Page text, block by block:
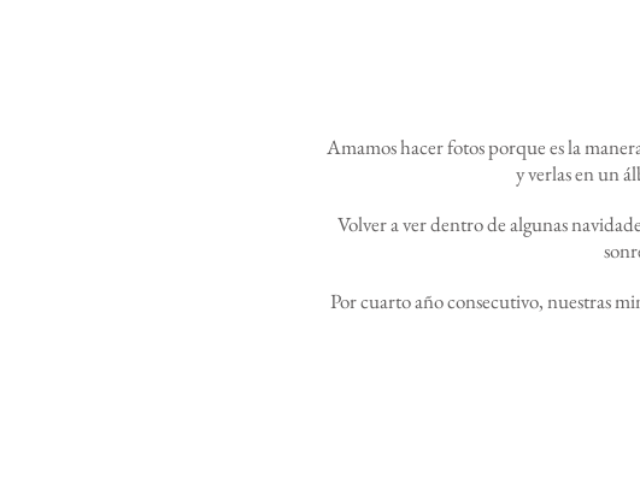
Amamos hacer fotos porque es la
y verlas en un
Volver a ver dentro de algunas
Por cuarto año consecutivo, nuestras